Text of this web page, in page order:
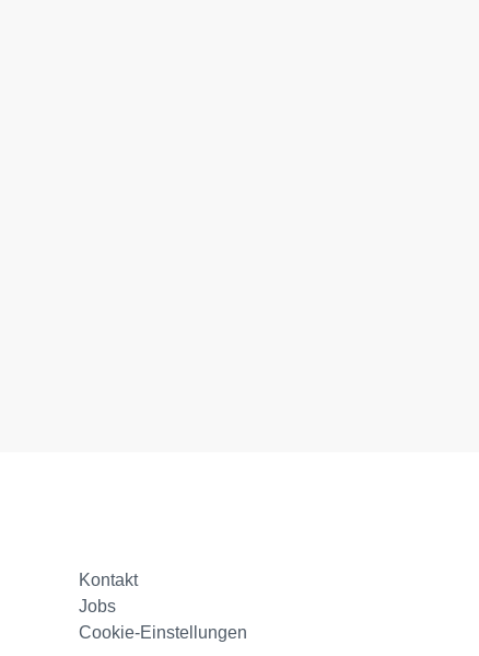
Kontakt
Jobs
Cookie-Einstellungen